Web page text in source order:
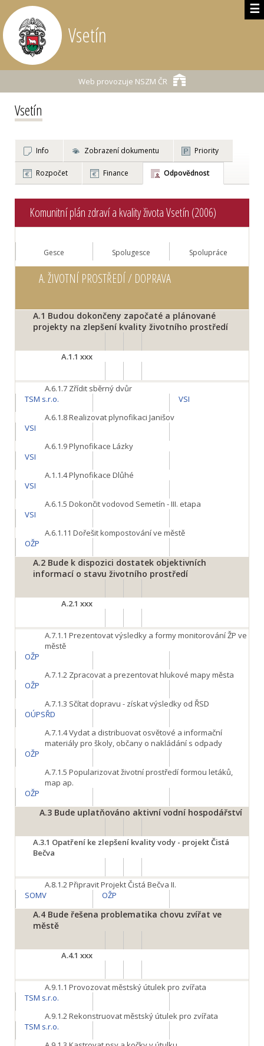
☰
Vsetín
Web provozuje NSZM ČR
Vsetín
Info Zobrazení dokumentu Priority
Rozpočet Finance Odpovědnost
Komunitní plán zdraví a kvality života Vsetín (2006)
Gesce Spolugesce Spolupráce
A.ŽIVOTNÍ PROSTŘEDÍ / DOPRAVA
A.1 Budou dokončeny započaté a plánované
projekty na zlepšení kvality životního prostředí
A.1.1 xxx
A.6.1.7 Zřídit sběrný dvůr
TSM s.r.o.
VSI
A.6.1.8Realizovat plynofikaci Janišov
VSI
A.6.1.9Plynofikace Lázky
VSI
A.1.1.4Plynofikace Dlůhé
VSI
A.6.1.5 Dokončit vodovod Semetín - III. etapa
VSI
A.6.1.11 Dořešit kompostování ve městě
OŽP
A.2 Bude k dispozici dostatek objektivních
informací o stavu životního prostředí
A.2.1 xxx
A.7.1.1 Prezentovat výsledky a formy monitorování ŽP ve
městě
OŽP
A.7.1.2 Zpracovat a prezentovat hlukové mapy města
OŽP
A.7.1.3 Sčítat dopravu - získat výsledky od ŘSD
OÚPSŘD
A.7.1.4Vydat a distribuovat osvětové a informační
materiály pro školy, občany o nakládání s odpady
OŽP
A.7.1.5 Popularizovat životní prostředí formou letáků,
map ap.
OŽP
A.3 Bude uplatňováno aktivní vodní hospodářství
A.3.1 Opatření ke zlepšení kvality vody - projekt Čistá
Bečva
A.8.1.2Připravit Projekt Čistá Bečva II.
SOMV
OŽP
A.4 Bude řešena problematika chovu zvířat ve
městě
A.4.1 xxx
A.9.1.1 Provozovat městský útulek pro zvířata
TSM s.r.o.
A.9.1.2Rekonstruovat městský útulek pro zvířata
TSM s.r.o.